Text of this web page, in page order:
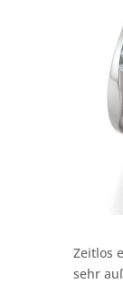
Zeitlos
sehr